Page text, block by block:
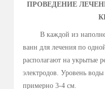
подмышечных
инфекции стопы.
ладоней и стоп.
суставов.
Острые инфекционные